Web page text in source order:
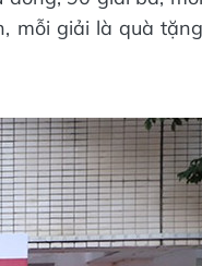
mỗi giải là quà tặng